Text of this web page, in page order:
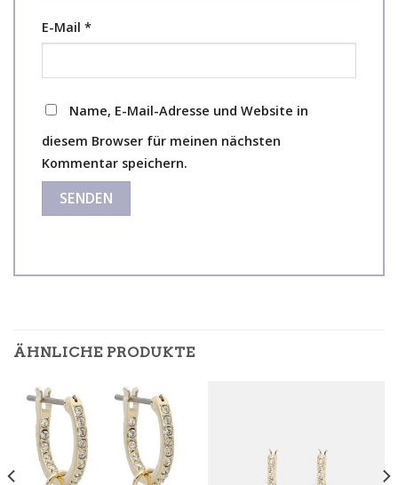
E-Mail *
Name, E-Mail-Adresse und Website in
diesem Browser für meinen nächsten
Kommentar speichern.
ÄHNLICHE PRODUKTE